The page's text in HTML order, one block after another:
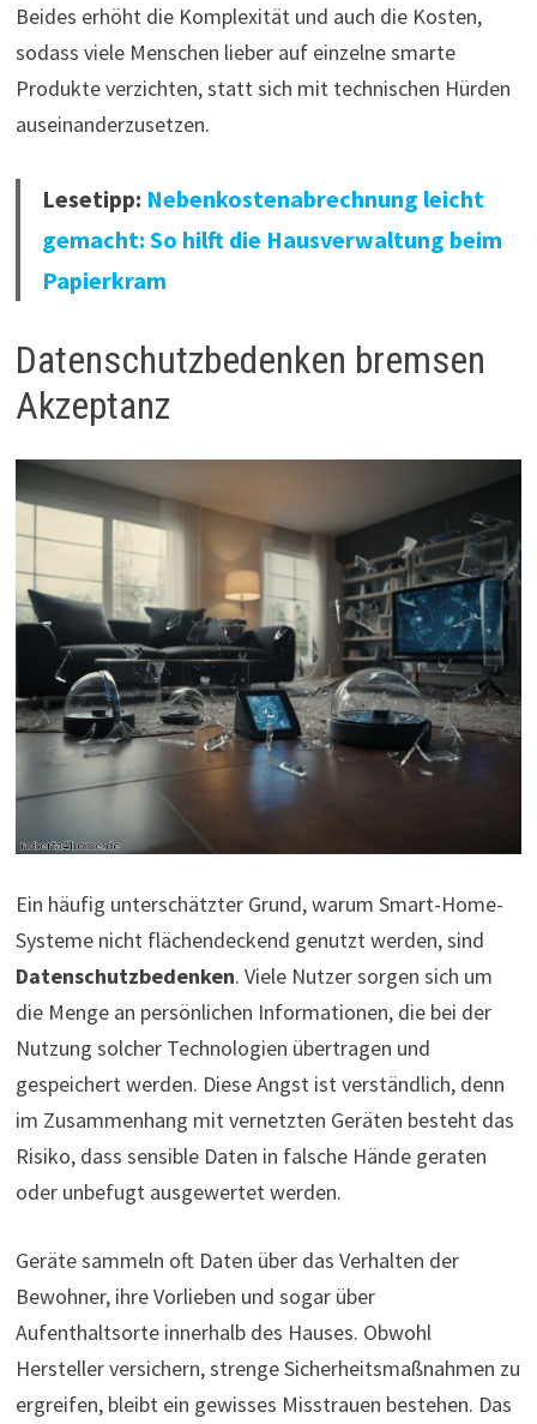
Beides erhöht die Komplexität und auch die Kosten,
sodass viele Menschen lieber auf einzelne smarte
Produkte verzichten, statt sich mit technischen Hürden
auseinanderzusetzen.
Lesetipp: Nebenkostenabrechnung leicht
gemacht: So hilft die Hausverwaltung beim
Papierkram
Datenschutzbedenken bremsen
Akzeptanz
Ein häufig unterschätzter Grund, warum Smart-Home-
Systeme nicht flächendeckend genutzt werden, sind
Datenschutzbedenken. Viele Nutzer sorgen sich um
die Menge an persönlichen Informationen, die bei der
Nutzung solcher Technologien übertragen und
gespeichert werden. Diese Angst ist verständlich, denn
im Zusammenhang mit vernetzten Geräten besteht das
Risiko, dass sensible Daten in falsche Hände geraten
oder unbefugt ausgewertet werden.
Geräte sammeln oft Daten über das Verhalten der
Bewohner, ihre Vorlieben und sogar über
Aufenthaltsorte innerhalb des Hauses. Obwohl
Hersteller versichern, strenge Sicherheitsmaßnahmen zu
ergreifen, bleibt ein gewisses Misstrauen bestehen. Das